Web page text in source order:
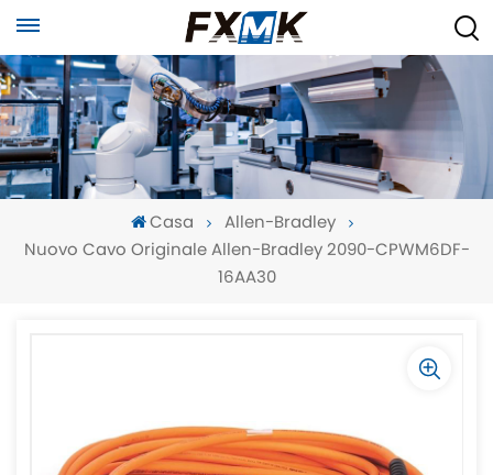
Casa
Allen-Bradley
Nuovo Cavo Originale Allen-Bradley 2090-CPWM6DF-
16AA30